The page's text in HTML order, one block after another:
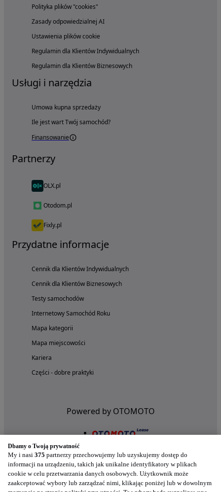
Polityka plików "cookies"
Zasady odpowiedzialnej AI
Ustawienia plików cookie
Regulamin dla Klientów Indywidualnych
Regulamin dla Klientów Biznesowych
Usługi i narzędzia
Umowa kupna sprzedaży
Ile jest wart Twój samochód?
Finansowanie
Partnerzy
OLX.pl
Otodom.pl
Fixly.pl
Przydatne informacje
Cennik dla Klientów Indywidualnych
Cennik dla Klientów Biznesowych
Testy samochodów
Internetowy Samochód Roku
Mapa kategorii
Mapa miejscowości
Kariera
Części - dobre praktyki
Powered by OTOMOTO
Dbamy o Twoją prywatność
My i nasi 375 partnerzy przechowujemy lub uzyskujemy dostęp do
informacji na urządzeniu, takich jak unikalne identyfikatory w plikach
cookie w celu przetwarzania danych osobowych. Użytkownik może
zaakceptować wybory lub zarządzać nimi, klikając poniżej lub w dowolnym